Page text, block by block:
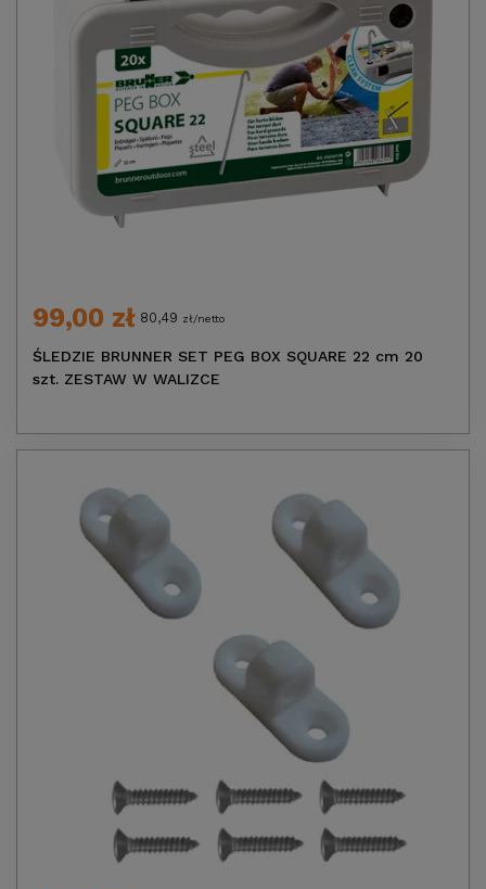
99,00 zł 80,49 zł/netto
ŚLEDZIE BRUNNER SET PEG BOX SQUARE 22 cm 20
szt. ZESTAW W WALIZCE